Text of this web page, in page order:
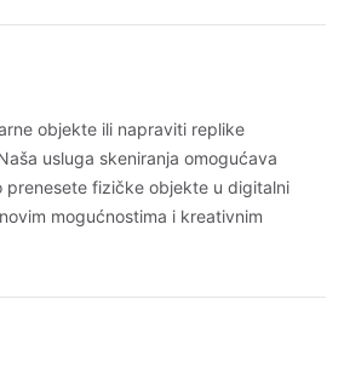
objekte ili napraviti replike
usluga skeniranja omogućava
fizičke objekte u digitalni
mogućnostima i kreativnim